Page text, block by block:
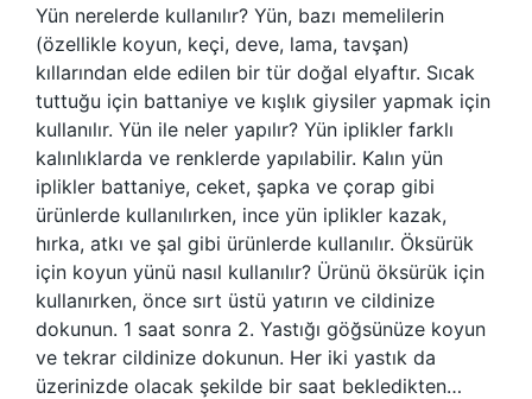
Yün nerelerde kullanılır? Yün, bazı memelilerin
(özellikle koyun, keçi, deve, lama, tavşan)
kıllarından elde edilen bir tür doğal elyaftır. Sıcak
tuttuğu için battaniye ve kışlık giysiler yapmak için
kullanılır. Yün ile neler yapılır? Yün iplikler farklı
kalınlıklarda ve renklerde yapılabilir. Kalın yün
iplikler battaniye, ceket, şapka ve çorap gibi
ürünlerde kullanılırken, ince yün iplikler kazak,
hırka, atkı ve şal gibi ürünlerde kullanılır. Öksürük
için koyun yünü nasıl kullanılır? Ürünü öksürük için
kullanırken, önce sırt üstü yatırın ve cildinize
dokunun. 1 saat sonra 2. Yastığı göğsünüze koyun
ve tekrar cildinize dokunun. Her iki yastık da
üzerinizde olacak şekilde bir saat bekledikten…